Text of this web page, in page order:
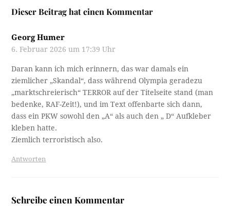
Dieser Beitrag hat einen Kommentar
Georg Humer
6. Februar 2026 um 17:39 Uhr
Daran kann ich mich erinnern, das war damals ein
ziemlicher „Skandal“, dass während Olympia geradezu
„marktschreierisch“ TERROR auf der Titelseite stand (man
bedenke, RAF-Zeit!), und im Text offenbarte sich dann,
dass ein PKW sowohl den „A“ als auch den „ D“ Aufkleber
kleben hatte.
Ziemlich terroristisch also.
Antworten
Schreibe einen Kommentar